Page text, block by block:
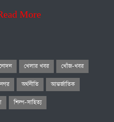
More
খেলার খবর খোঁজ-খবর
অর্থনীতি আন্তর্জাতিক
শিল্প-সাহিত্য